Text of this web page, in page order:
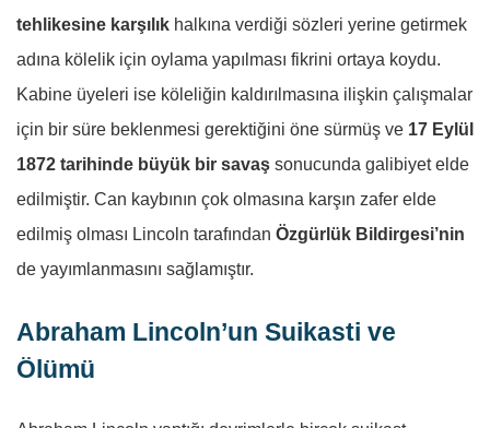
tehlikesine karşılık halkına verdiği sözleri yerine getirmek
adına kölelik için oylama yapılması fikrini ortaya koydu.
Kabine üyeleri ise köleliğin kaldırılmasına ilişkin çalışmalar
için bir süre beklenmesi gerektiğini öne sürmüş ve 17 Eylül
1872 tarihinde büyük bir savaş sonucunda galibiyet elde
edilmiştir. Can kaybının çok olmasına karşın zafer elde
edilmiş olması Lincoln tarafından Özgürlük Bildirgesi’nin
de yayımlanmasını sağlamıştır.
Abraham Lincoln’un Suikasti ve
Ölümü